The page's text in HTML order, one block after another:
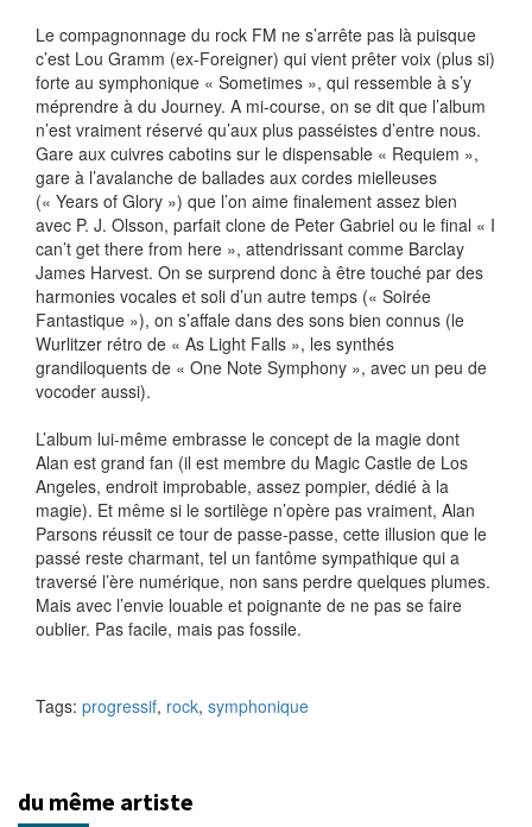
Le compagnonnage du rock FM ne s’arrête pas là puisque
c’est Lou Gramm (ex-Foreigner) qui vient prêter voix (plus si)
forte au symphonique « Sometimes », qui ressemble à s’y
méprendre à du Journey. A mi-course, on se dit que l’album
n’est vraiment réservé qu’aux plus passéistes d’entre nous.
Gare aux cuivres cabotins sur le dispensable « Requiem »,
gare à l’avalanche de ballades aux cordes mielleuses
(« Years of Glory ») que l’on aime finalement assez bien
avec P. J. Olsson, parfait clone de Peter Gabriel ou le final « I
can’t get there from here », attendrissant comme Barclay
James Harvest. On se surprend donc à être touché par des
harmonies vocales et soli d’un autre temps (« Soirée
Fantastique »), on s’affale dans des sons bien connus (le
Wurlitzer rétro de « As Light Falls », les synthés
grandiloquents de « One Note Symphony », avec un peu de
vocoder aussi).
L’album lui-même embrasse le concept de la magie dont
Alan est grand fan (il est membre du Magic Castle de Los
Angeles, endroit improbable, assez pompier, dédié à la
magie). Et même si le sortilège n’opère pas vraiment, Alan
Parsons réussit ce tour de passe-passe, cette illusion que le
passé reste charmant, tel un fantôme sympathique qui a
traversé l’ère numérique, non sans perdre quelques plumes.
Mais avec l’envie louable et poignante de ne pas se faire
oublier. Pas facile, mais pas fossile.
Tags: progressif, rock, symphonique
du même artiste